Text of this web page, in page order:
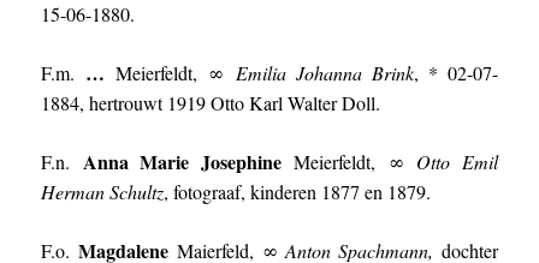
15-06-1880.
F.m. … Meierfeldt, ∞ Emilia Johanna Brink, * 02-07-
1884, hertrouwt 1919 Otto Karl Walter Doll.
F.n. Anna Marie JosephineMeierfeldt, ∞ Otto Emil
Herman Schultz, fotograaf, kinderen 1877 en 1879.
F.o. Magdalene Maierfeld, ∞Anton Spachmann, dochter